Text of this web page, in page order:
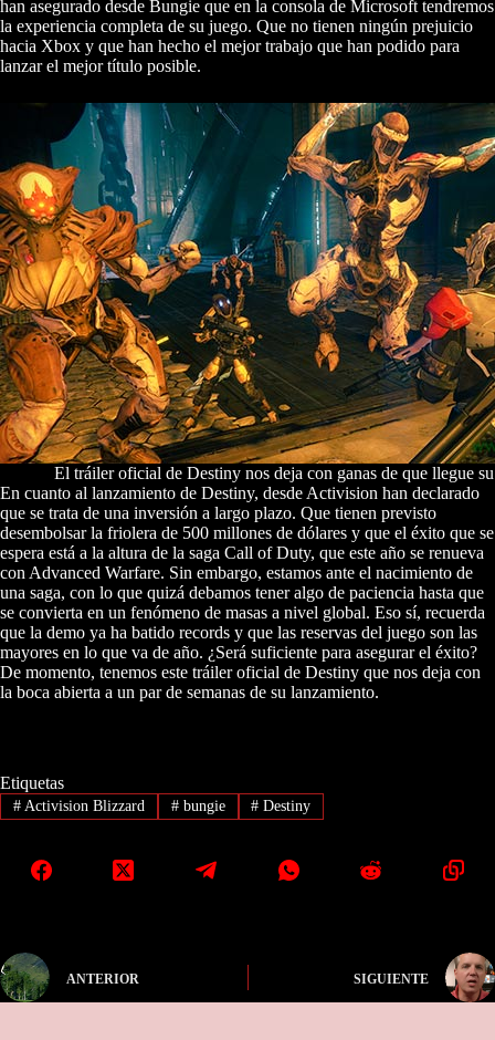
han asegurado desde Bungie que en la consola de Microsoft tendremos
la experiencia completa de su juego. Que no tienen ningún prejuicio
hacia Xbox y que han hecho el mejor trabajo que han podido para
lanzar el mejor título posible.
El tráiler oficial de Destiny nos deja con ganas de que llegue
En cuanto al lanzamiento de Destiny, desde Activision han declarado
que se trata de una inversión a largo plazo. Que tienen previsto
desembolsar la friolera de 500 millones de dólares y que el éxito que se
espera está a la altura de la saga Call of Duty, que este año se renueva
con Advanced Warfare. Sin embargo, estamos ante el nacimiento de
una saga, con lo que quizá debamos tener algo de paciencia hasta que
se convierta en un fenómeno de masas a nivel global. Eso sí, recuerda
que la demo ya ha batido records y que las reservas del juego son las
mayores en lo que va de año. ¿Será suficiente para asegurar el éxito?
De momento, tenemos este tráiler oficial de Destiny que nos deja con
la boca abierta a un par de semanas de su lanzamiento.
Etiquetas
#Activision Blizzard #bungie # Destiny
ANTERIOR SIGUIENTE